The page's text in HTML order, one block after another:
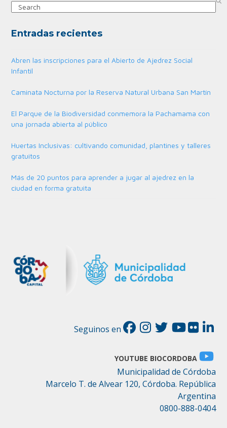
Search
Entradas recientes
Abren las inscripciones para el Abierto de Ajedrez Social
Infantil
Caminata Nocturna por la Reserva Natural Urbana San Martín
El Parque de la Biodiversidad conmemora la Pachamama con
una jornada abierta al público
Huertas Inclusivas: cultivando comunidad, plantines y talleres
gratuitos
Más de 20 puntos para aprender a jugar al ajedrez en la
ciudad en forma gratuita
Seguinos en
YOUTUBE BIOCORDOBA
Municipalidad de Córdoba
Marcelo T. de Alvear 120, Córdoba. República
Argentina
0800-888-0404